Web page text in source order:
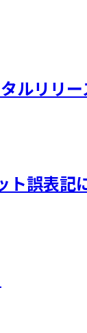
ルリリー
ト誤表記